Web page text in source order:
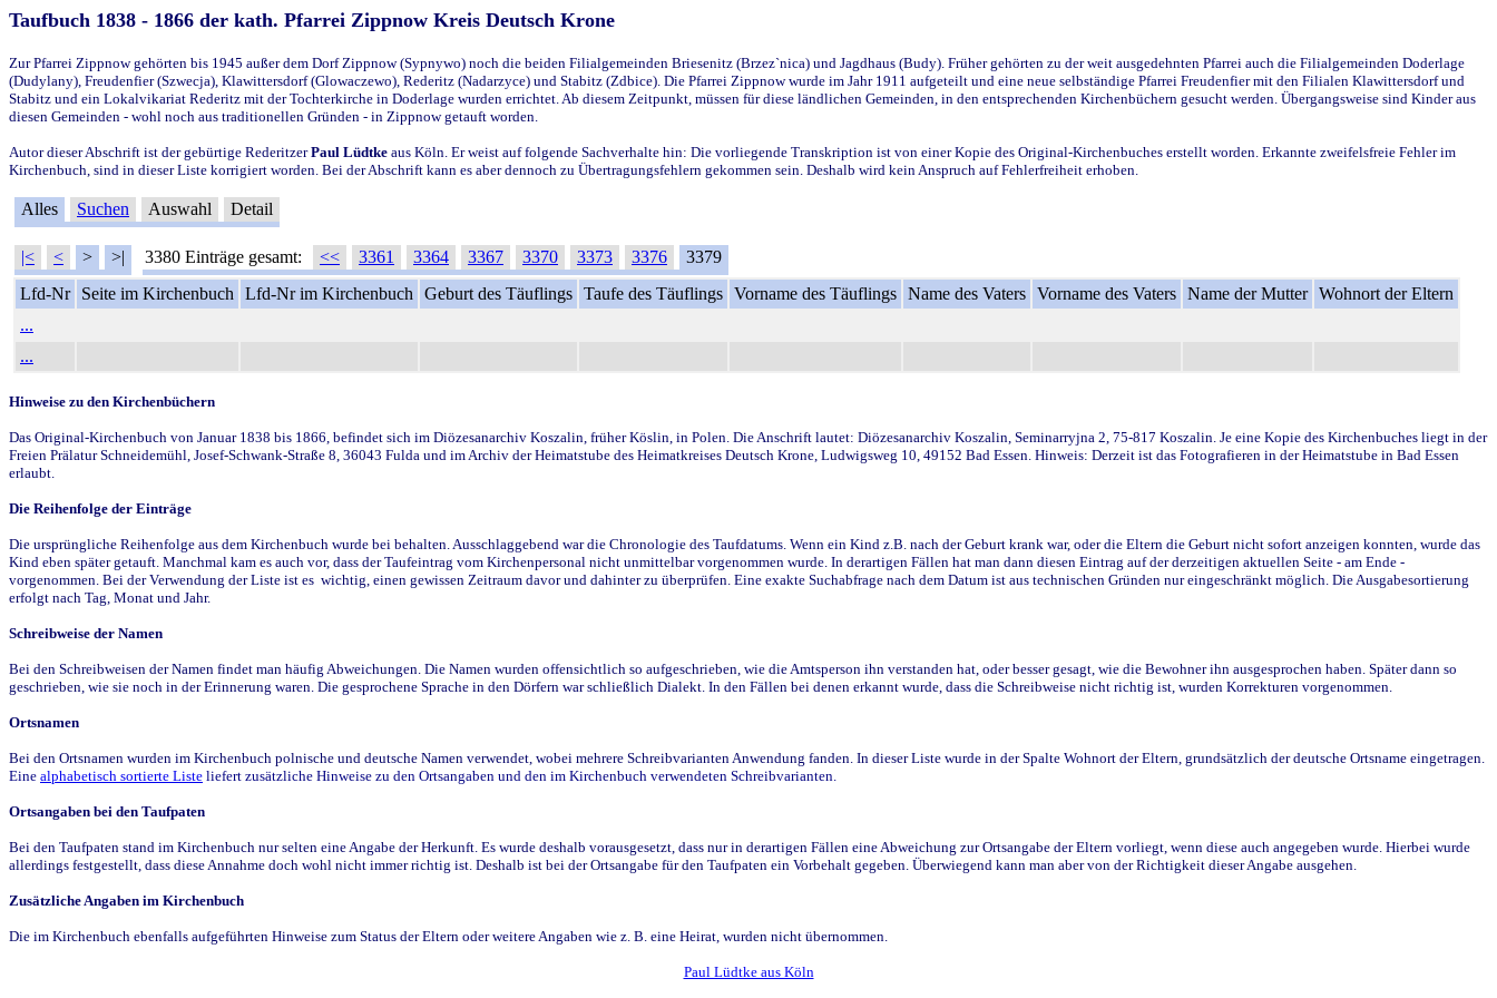
Taufbuch 1838 - 1866 der kath. Pfarrei Zippnow Kreis Deutsch Krone
Zur Pfarrei Zippnow gehörten bis 1945 außer dem Dorf Zippnow (Sypnywo) noch die beiden Filialgemeinden Briesenitz (Brzez`nica) und Jagdhaus (Budy). Früher gehörten zu der weit ausgedehnten Pfarrei auch die Filialgemeinden Doderlage
(Dudylany), Freudenfier (Szwecja), Klawittersdorf (Glowaczewo), Rederitz (Nadarzyce) und Stabitz (Zdbice). Die Pfarrei Zippnow wurde im Jahr 1911 aufgeteilt und eine neue selbständige Pfarrei Freudenfier mit den Filialen Klawittersdorf und
Stabitz und ein Lokalvikariat Rederitz mit der Tochterkirche in Doderlage wurden errichtet. Ab diesem Zeitpunkt, müssen für diese ländlichen Gemeinden, in den entsprechenden Kirchenbüchern gesucht werden. Übergangsweise sind Kinder aus
diesen Gemeinden - wohl noch aus traditionellen Gründen - in Zippnow getauft worden.
Autor dieser Abschrift ist der gebürtige RederitzerPaul Lüdtke aus Köln. Er weist auf folgende Sachverhalte hin: Die vorliegende Transkription ist von einer Kopie des Original-Kirchenbuches erstellt worden. Erkannte zweifelsfreie Fehler im
Kirchenbuch, sind in dieser Liste korrigiert worden. Bei der Abschrift kann es aber dennoch zu Übertragungsfehlern gekommen sein. Deshalb wird kein Anspruch auf Fehlerfreiheit erhoben.
Alles Suchen Auswahl Detail
|< < > >| 3380 Einträge gesamt: << 3361 3364 3367 3370 3373 3376
3379
Lfd-Nr
Seite im Kirchenbuch Lfd-Nr im Kirchenbuch Geburt des Täuflings Taufe des Täuflings Vorname des Täuflings Name des Vaters Vorname des Vaters Name der Mutter Wohnort der Eltern
...
...
Hinweise zu den Kirchenbüchern
Das Original-Kirchenbuch von Januar 1838 bis 1866, befindet sich im Diözesanarchiv Koszalin, früher Köslin, in Polen. Die Anschrift lautet: Diözesanarchiv Koszalin, Seminarryjna 2, 75-817 Koszalin. Je eine Kopie des Kirchenbuches liegt in der
Freien Prälatur Schneidemühl, Josef-Schwank-Straße 8, 36043 Fulda und im Archiv der Heimatstube des Heimatkreises Deutsch Krone, Ludwigsweg 10, 49152 Bad Essen. Hinweis: Derzeit ist das Fotografieren in der Heimatstube in Bad Essen
erlaubt.
Die Reihenfolge der Einträge
Die ursprüngliche Reihenfolge aus dem Kirchenbuch wurde bei behalten. Ausschlaggebend war die Chronologie des Taufdatums. Wenn ein Kind z.B. nach der Geburt krank war, oder die Eltern die Geburt nicht sofort anzeigen konnten, wurde das
Kind eben später getauft. Manchmal kam es auch vor, dass der Taufeintrag vom Kirchenpersonal nicht unmittelbar vorgenommen wurde. In derartigen Fällen hat man dann diesen Eintrag auf der derzeitigen aktuellen Seite - am Ende -
vorgenommen. Bei der Verwendung der Liste ist es wichtig, einen gewissen Zeitraum davor und dahinter zu überprüfen. Eine exakte Suchabfrage nach dem Datum ist aus technischen Gründen nur eingeschränkt möglich. Die Ausgabesortierung
erfolgt nach Tag, Monat und Jahr.
Schreibweise der Namen
Bei den Schreibweisen der Namen findet man häufig Abweichungen. Die Namen wurden offensichtlich so aufgeschrieben, wie die Amtsperson ihn verstanden hat, oder besser gesagt, wie die Bewohner ihn ausgesprochen haben. Später dann so
geschrieben, wie sie noch in der Erinnerung waren. Die gesprochene Sprache in den Dörfern war schließlich Dialekt. In den Fällen bei denen erkannt wurde, dass die Schreibweise nicht richtig ist, wurden Korrekturen vorgenommen.
Ortsnamen
Bei den Ortsnamen wurden im Kirchenbuch polnische und deutsche Namen verwendet, wobei mehrere Schreibvarianten Anwendung fanden. In dieser Liste wurde in der Spalte Wohnort der Eltern, grundsätzlich der deutsche Ortsname eingetragen.
Eine alphabetisch sortierte Liste liefert zusätzliche Hinweise zu den Ortsangaben und den im Kirchenbuch verwendeten Schreibvarianten.
Ortsangaben bei den Taufpaten
Bei den Taufpaten stand im Kirchenbuch nur selten eine Angabe der Herkunft. Es wurde deshalb vorausgesetzt, dass nur in derartigen Fällen eine Abweichung zur Ortsangabe der Eltern vorliegt, wenn diese auch angegeben wurde. Hierbei wurde
allerdings festgestellt, dass diese Annahme doch wohl nicht immer richtig ist. Deshalb ist bei der Ortsangabe für den Taufpaten ein Vorbehalt gegeben. Überwiegend kann man aber von der Richtigkeit dieser Angabe ausgehen.
Zusätzliche Angaben im Kirchenbuch
Die im Kirchenbuch ebenfalls aufgeführten Hinweise zum Status der Eltern oder weitere Angaben wie z. B. eine Heirat, wurden nicht übernommen.
Paul Lüdtke aus Köln